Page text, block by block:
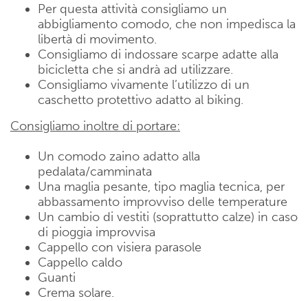
Per questa attività consigliamo un
abbigliamento comodo, che non impedisca la
libertà di movimento.
Consigliamo di indossare scarpe adatte alla
bicicletta che si andrà ad utilizzare.
Consigliamo vivamente l’utilizzo di un
caschetto protettivo adatto al biking.
Consigliamo inoltre di portare:
Un comodo zaino adatto alla
pedalata/camminata
Una maglia pesante, tipo maglia tecnica, per
abbassamento improvviso delle temperature
Un cambio di vestiti (soprattutto calze) in caso
di pioggia improvvisa
Cappello con visiera parasole
Cappello caldo
Guanti
Crema solare.